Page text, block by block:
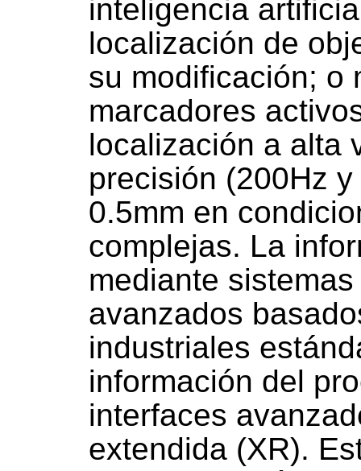
inteligencia
localización de
su modificación; o
marcadores
localización a alta
precisión (200Hz
0.5mm en
complejas. La
mediante
avanzados
industriales
información del
interfaces
extendida (XR).